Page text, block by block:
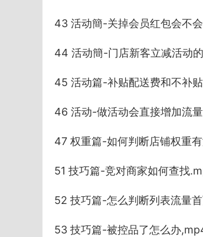
43 活动簡-关掉会员红包会不
44 活动簡-门店新客立减活动
45 活动篇-补贴配送费和不补
46 活动-做活动会直接增加流
47 权重篇-如何判断店铺权重
51 技巧篇-竞对商家如何查找
52 技巧篇-怎么判断列表流量
53 技巧篇-被控品了怎么办